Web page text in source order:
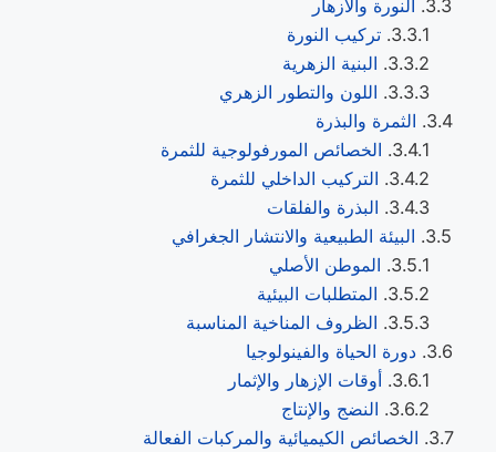
النورة والأزهار
تركيب النورة
البنية الزهرية
اللون والتطور الزهري
الثمرة والبذرة
الخصائص المورفولوجية للثمرة
التركيب الداخلي للثمرة
البذرة والفلقات
البيئة الطبيعية والانتشار الجغرافي
الموطن الأصلي
المتطلبات البيئية
الظروف المناخية المناسبة
دورة الحياة والفينولوجيا
أوقات الإزهار والإثمار
النضج والإنتاج
الخصائص الكيميائية والمركبات الفعالة